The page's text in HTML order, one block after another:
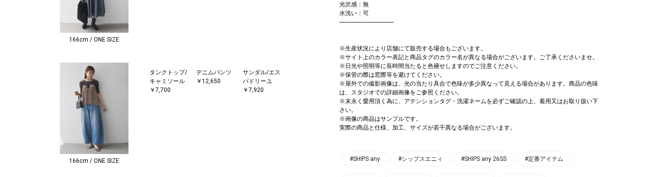
166cm / ONE SIZE
166cm / ONE SIZE
タンクトップ/
キャミソール
￥7,700
デニムパンツ
￥12,650
サンダル/エス
パドリーユ
￥7,920
光沢感：無
水洗い：可
-------------------------------------
※生産状況により店舗にて販売する場合もございます。
※サイト上のカラー表記と商品タグのカラー名が異なる場合がございます。ご了承くださいませ。
※日光や照明等に長時間当たると色褪せしますのでご注意ください。
※保管の際は窓際等を避けてください。
※屋外での撮影画像は、光の当たり具合で色味が多少異なって見える場合があります。商品の色味
は、スタジオでの詳細画像をご参照ください。
※末永く愛用頂く為に、アテンションタグ・洗濯ネームを必ずご確認の上、着用又はお取り扱い下
さい。
※画像の商品はサンプルです。
実際の商品と仕様、加工、サイズが若干異なる場合がございます。
#SHIPS any #シップスエニィ #SHIPS any 26SS #定番アイテム